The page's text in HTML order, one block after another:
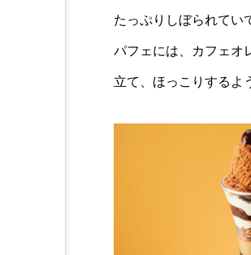
たっぷりしぼられてい
パフェには、カフェオ
立て、ほっこりするよ